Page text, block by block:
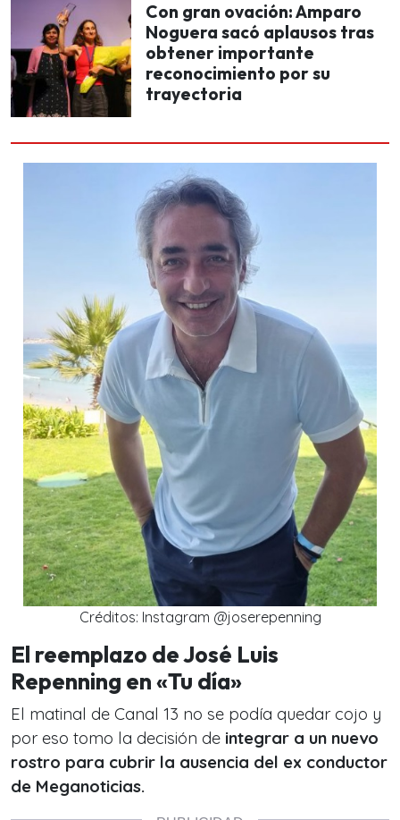
Con gran ovación: Amparo
Noguera sacó aplausos tras
obtener importante
reconocimiento por su
trayectoria
Créditos: Instagram @joserepenning
El reemplazo de José Luis
Repenning en «Tu día»
El matinal de Canal 13 no se podía quedar cojo y
por eso tomo la decisión de integrar a un nuevo
rostro para cubrir la ausencia del ex conductor
de Meganoticias.